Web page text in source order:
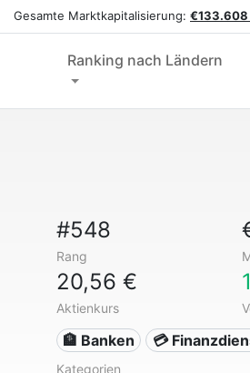
Gesamte Marktkapitalisierung: €133.608
Ranking nach Ländern
#548
Rang
20,56 €
Aktienkurs
🏦 Banken 💳
Kategorien